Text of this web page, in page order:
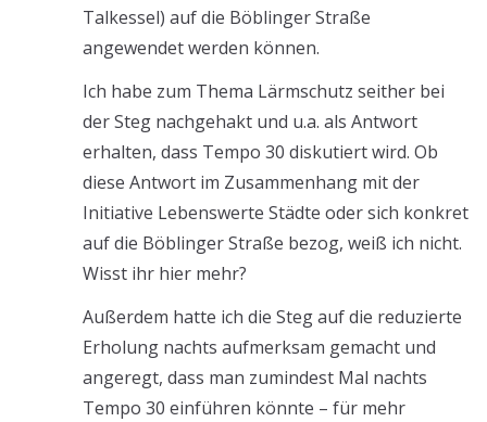
Talkessel) auf die Böblinger Straße
angewendet werden können.
Ich habe zum Thema Lärmschutz seither bei
der Steg nachgehakt und u.a. als Antwort
erhalten, dass Tempo 30 diskutiert wird. Ob
diese Antwort im Zusammenhang mit der
Initiative Lebenswerte Städte oder sich konkret
auf die Böblinger Straße bezog, weiß ich nicht.
Wisst ihr hier mehr?
Außerdem hatte ich die Steg auf die reduzierte
Erholung nachts aufmerksam gemacht und
angeregt, dass man zumindest Mal nachts
Tempo 30 einführen könnte – für mehr